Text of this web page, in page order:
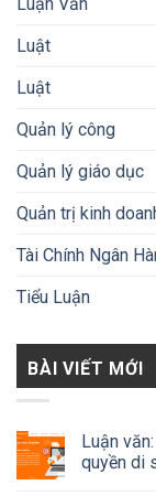
Luật
Luật
Quản lý công
Quản lý giáo dục
Quản trị kinh
Tài Chính Ngân
Tiểu Luận
BÀI VIẾT MỚI
Luận
quyền di